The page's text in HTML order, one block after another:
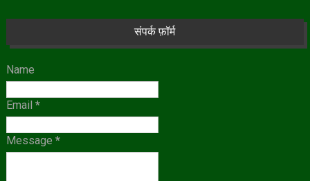
संपर्क फ़ॉर्म
Name
Email *
Message *